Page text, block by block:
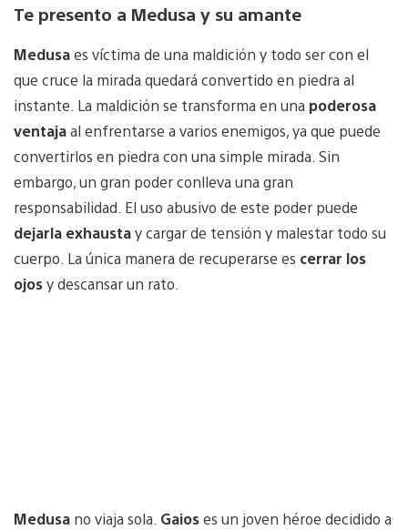
Te presento a Medusa y su amante
Medusaes víctima de una maldición y todo ser con el
que cruce la mirada quedará convertido en piedra al
instante. La maldición se transforma en una poderosa
ventajaal enfrentarse a varios enemigos, ya que puede
convertirlos en piedra con una simple mirada. Sin
embargo, un gran poder conlleva una gran
responsabilidad. El uso abusivo de este poder puede
dejarla exhaustay cargar de tensión y malestar todo su
cuerpo. La única manera de recuperarse es cerrar los
ojosy descansar un rato.
Medusa no viaja sola. Gaioses un joven héroe decidido a